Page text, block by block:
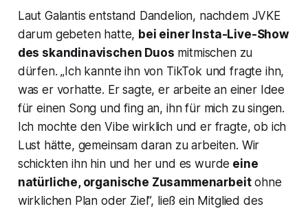
Laut Galantis entstand Dandelion, nachdem JVKE
darum gebeten hatte, bei einer Insta-Live-Show
des skandinavischen Duos mitmischen zu
dürfen. „Ich kannte ihn von TikTok und fragte ihn,
was er vorhatte. Er sagte, er arbeite an einer Idee
für einen Song und fing an, ihn für mich zu singen.
Ich mochte den Vibe wirklich und er fragte, ob ich
Lust hätte, gemeinsam daran zu arbeiten. Wir
schickten ihn hin und her und es wurde eine
natürliche, organische Zusammenarbeitohne
wirklichen Plan oder Ziel”, ließ ein Mitglied des